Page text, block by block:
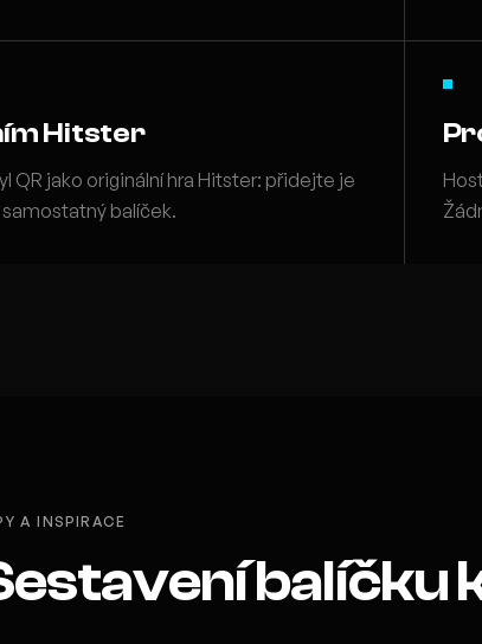
Hitster
QR jako originální hra Hitster: přidejte je
balíček.
A INSPIRACE
balíčku